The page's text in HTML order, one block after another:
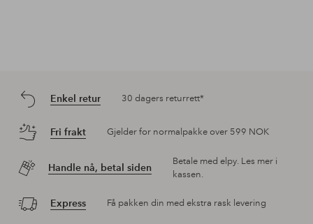
Enkel retur 30 dagers returrett*
Fri frakt Gjelder for normalpakke over 599 NOK
Handle nå, betal siden
Betale med elpy. Les mer i
kassen.
Express Få pakken din med ekstra rask levering